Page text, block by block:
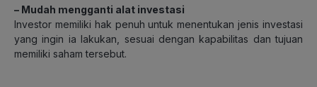
– Mudah mengganti alat investasi
Investor memiliki hak penuh untuk menentukan jenis investasi
yang ingin ia lakukan, sesuai dengan kapabilitas dan tujuan
memiliki saham tersebut.